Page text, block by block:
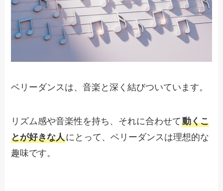
ベリーダンスは、音楽と深く結びついています。
リズム感や音楽性を持ち、それに合わせて動くこ
とが好きな人にとって、ベリーダンスは理想的な
趣味です。